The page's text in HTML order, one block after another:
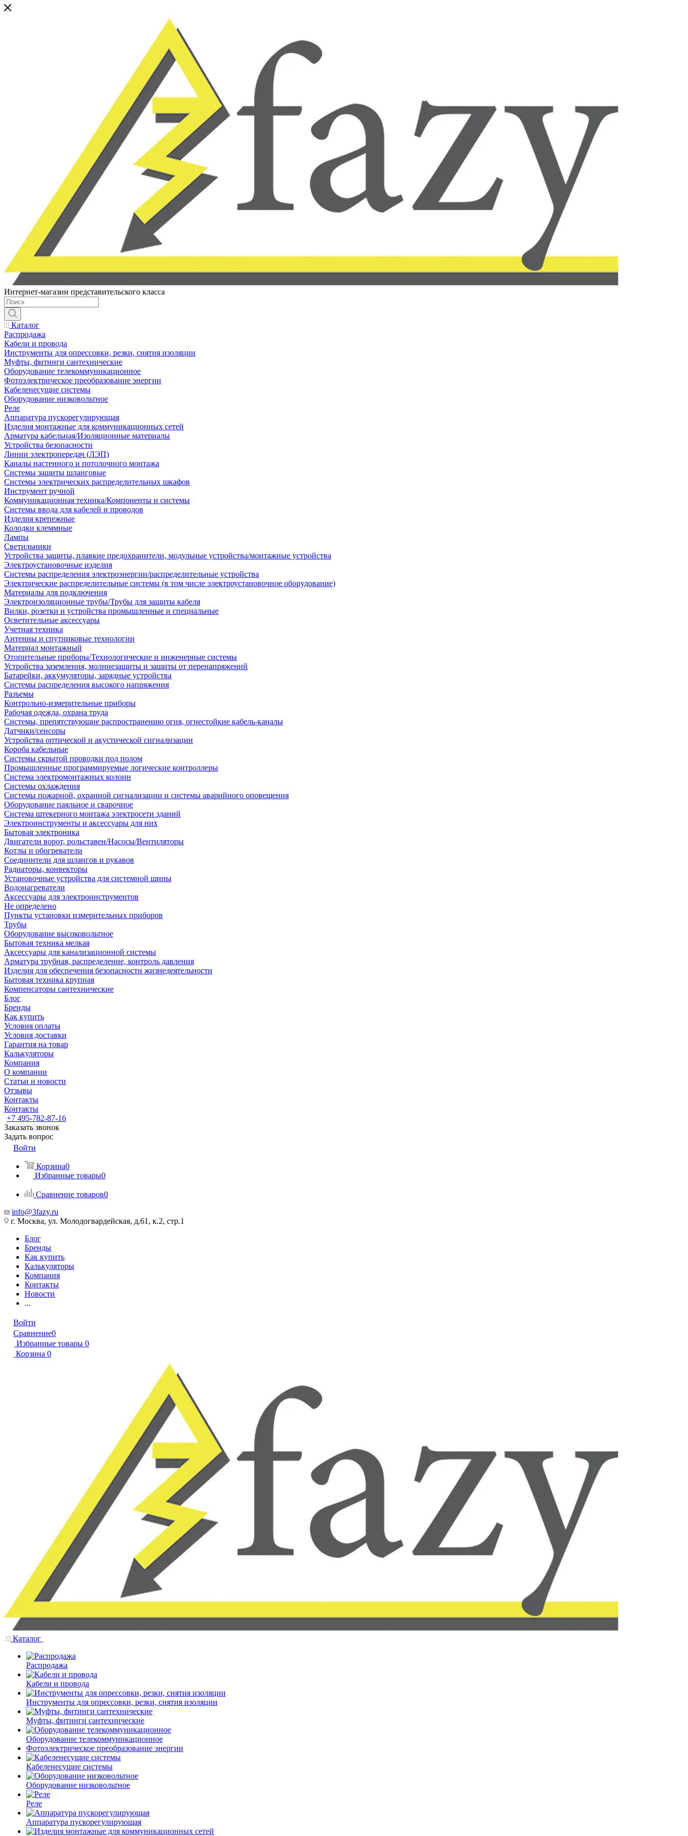
Интернет-магазин представительского класса
Каталог
Распродажа
Кабели и провода
Инструменты для опрессовки, резки, снятия изоляции
Муфты, фитинги сантехнические
Оборудование телекоммуникационное
Фотоэлектрическое преобразование энергии
Кабеленесущие системы
Оборудование низковольтное
Реле
Аппаратура пускорегулирующая
Изделия монтажные для коммуникационных сетей
Арматура кабельная/Изоляционные материалы
Устройства безопасности
Линии электропередач (ЛЭП)
Каналы настенного и потолочного монтажа
Системы защиты шланговые
Системы электрических распределительных шкафов
Инструмент ручной
Коммуникационная техника/Компоненты и системы
Системы ввода для кабелей и проводов
Изделия крепежные
Колодки клеммные
Лампы
Светильники
Устройства защиты, плавкие предохранители, модульные устройства/монтажные устройства
Электроустановочные изделия
Системы распределения электроэнергии/распределительные устройства
Электрические распределительные системы (в том числе электроустановочное оборудование)
Материалы для подключения
Электроизоляционные трубы/Трубы для защиты кабеля
Вилки, розетки и устройства промышленные и специальные
Осветительные аксессуары
Учетная техника
Антенны и спутниковые технологии
Материал монтажный
Отопительные приборы/Технологические и инженерные системы
Устройства заземления, молниезащиты и защиты от перенапряжений
Батарейки, аккумуляторы, зарядные устройства
Системы распределения высокого напряжения
Разъемы
Контрольно-измерительные приборы
Рабочая одежда, охрана труда
Системы, препятствующие распространению огня, огнестойкие кабель-каналы
Датчики/сенсоры
Устройства оптической и акустической сигнализации
Короба кабельные
Системы скрытой проводки под полом
Промышленные программируемые логические контроллеры
Система электромонтажных колонн
Системы охлаждения
Системы пожарной, охранной сигнализации и системы аварийного оповещения
Оборудование паяльное и сварочное
Система штекерного монтажа электросети зданий
Электроинструменты и аксессуары для них
Бытовая электроника
Двигатели ворот, рольставен/Насосы/Вентиляторы
Котлы и обогреватели
Соединители для шлангов и рукавов
Радиаторы, конвекторы
Установочные устройства для системной шины
Водонагреватели
Аксессуары для электроинструментов
Не определено
Пункты установки измерительных приборов
Трубы
Оборудование высоковольтное
Бытовая техника мелкая
Аксессуары для канализационной системы
Арматура трубная, распределение, контроль давления
Изделия для обеспечения безопасности жизнедеятельности
Бытовая техника крупная
Компенсаторы сантехнические
Блог
Бренды
Как купить
Условия оплаты
Условия доставки
Гарантия на товар
Калькуляторы
Компания
О компании
Статьи и новости
Отзывы
Контакты
Контакты
+7 495-782-87-16
Заказать звонок
Задать вопрос
Войти
Корзина0
Избранные товары0
Сравнение товаров0
info@3fazy.ru
г. Москва, ул. Молодогвардейская, д.61, к.2, стр.1
Блог
Бренды
Как купить
Калькуляторы
Компания
Контакты
Новости
...
Войти
Сравнение0
Избранные товары 0
Корзина 0
Каталог
Распродажа
Кабели и провода
Инструменты для опрессовки, резки, снятия изоляции
Муфты, фитинги сантехнические
Оборудование телекоммуникационное
Фотоэлектрическое преобразование энергии
Кабеленесущие системы
Оборудование низковольтное
Реле
Аппаратура пускорегулирующая